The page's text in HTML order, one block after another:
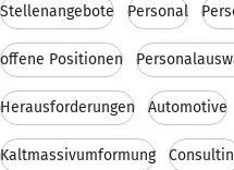
Stellenangebote Personal
offene Positionen
Herausforderungen Automotive
Kaltmassivumformung